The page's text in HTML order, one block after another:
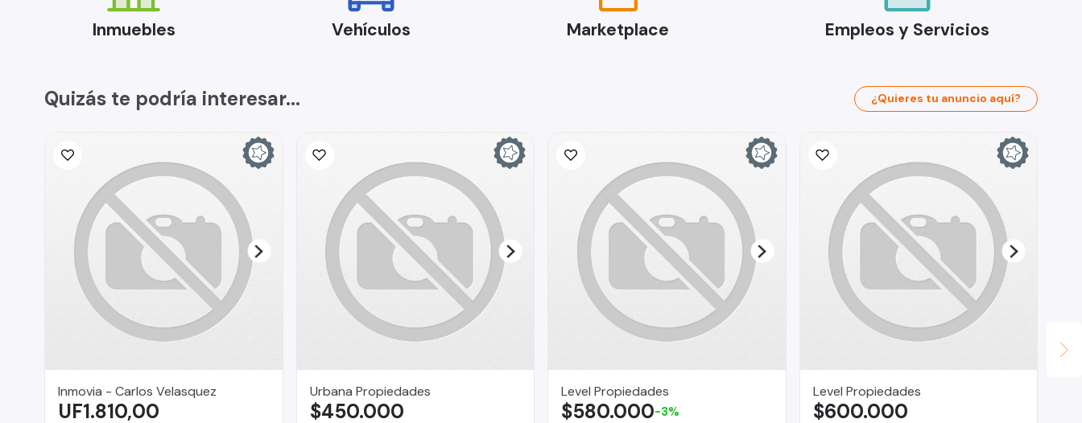
Inmuebles Vehículos Marketplace Empleos y Servicios
Quizás te podría interesar... ¿Quieres tu anuncio aquí?
Inmovia - Carlos Velasquez
UF1.810,00
Urbana Propiedades
$450.000
Level Propiedades
$580.000-3%
Level Propiedades
$600.000